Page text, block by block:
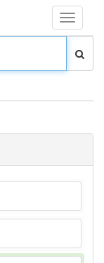
Toggle